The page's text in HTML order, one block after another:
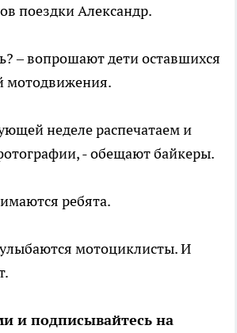
поездки Александр.
– вопрошают дети оставшихся
мотодвижения.
неделе распечатаем и
- обещают байкеры.
ребята.
мотоциклисты. И
и подписывайтесь на